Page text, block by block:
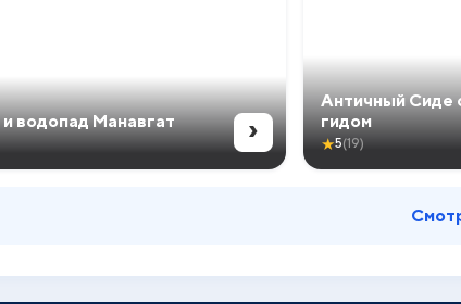
водопад Манавгат ›
Античный Сиде
гидом
★5(19)